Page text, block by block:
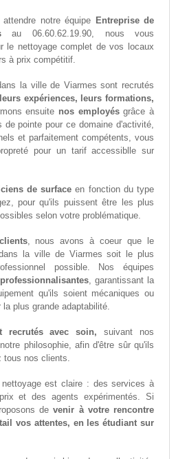
notre équipe Entreprise de
au 06.60.62.19.90, nous vous
le nettoyage complet de vos locaux
à prix compétitif.
la ville de Viarmes sont recrutés
leurs expériences, leurs formations,
ensuite nos employésgrâce à
pointe pour ce domaine d'activité,
et parfaitement compétents, vous
pour un tarif accessiblle sur
de surface en fonction du type
pour qu'ils puissent être les plus
selon votre problématique.
, nous avons à coeur que le
la ville de Viarmes soit le plus
possible. Nos équipes
, garantissant la
qu'ils soient mécaniques ou
plus grande adaptabilité.
recrutés avec soin, suivant nos
philosophie, afin d'être sûr qu'ils
tous nos clients.
est claire : des services à
et des agents expérimentés. Si
devenir à votre rencontre
vos attentes, en les étudiant sur